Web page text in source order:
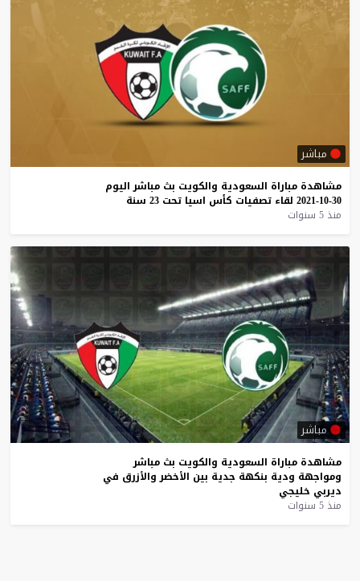
مباشر
مشاهدة مباراة السعودية والكويت بث مباشر اليوم
30-10-2021
لقاء تصفيات كأس اسيا تحت 23 سنة
منذ 5 سنوات
مباشر
مشاهدة مباراة السعودية والكويت بث مباشر
ومواجهة ودية بنكهة جدية بين الأخضر والأزرق في
ديربي خليجي
منذ 5 سنوات